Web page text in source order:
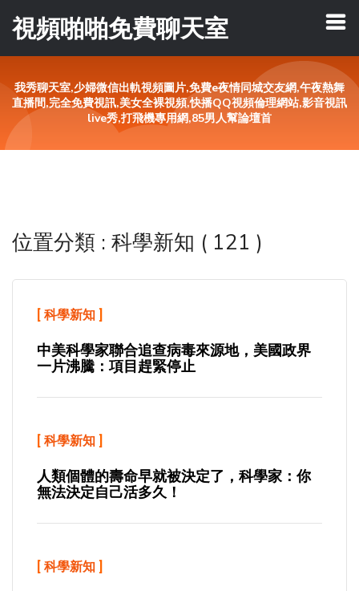
視頻啪啪免費聊天室
我秀聊天室,少婦微信出軌視頻圖片,免費e夜情同城交友網,午夜熱舞
直播間,完全免費視訊,美女全裸視頻,快播QQ視頻倫理網站,影音視訊
live秀,打飛機專用網,85男人幫論壇首
位置分類 : 科學新知 ( 121 )
[ 科學新知 ]
中美科學家聯合追查病毒來源地，美國政界
一片沸騰：項目趕緊停止
[ 科學新知 ]
人類個體的壽命早就被決定了，科學家：你
無法決定自己活多久！
[ 科學新知 ]